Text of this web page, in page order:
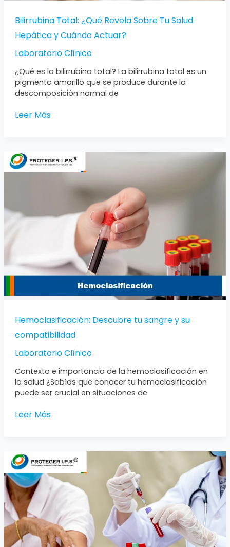
Bilirrubina Total: ¿Qué Revela Sobre Tu Salud
Hepática y Cuándo Actuar?
Laboratorio Clínico
¿Qué es la bilirrubina total? La bilirrubina total es un
pigmento amarillo que se produce durante la
descomposición normal de
Leer Más
Hemoclasificación: Descubre tu sangre y su
compatibilidad
Laboratorio Clínico
Contexto e importancia de la hemoclasificación en
la salud ¿Sabías que conocer tu hemoclasificación
puede ser crucial en situaciones de
Hemoclasificación:
Descubre
su
compatibilidad
Leer Más
Venopunción
Muestras
de
Sangre
Precisas